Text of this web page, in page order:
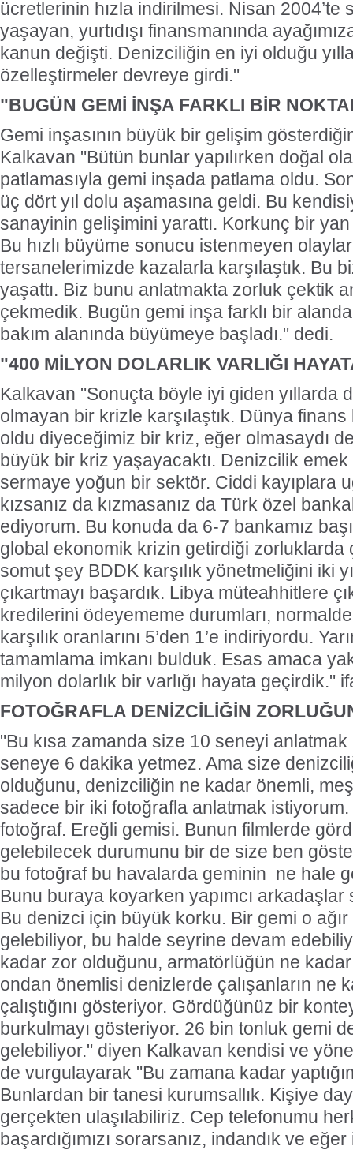
ücretlerinin hızla indirilmesi. Nisan 2004’te
yaşayan, yurtıdışı finansmanında
kanun değişti. Denizciliğin en iyi olduğu
özelleştirmeler devreye girdi."
"BUGÜN GEMİ İNŞA FARKLI BİR
Gemi inşasının büyük bir gelişim
Kalkavan "Bütün bunlar yapılırken doğal
patlamasıyla gemi inşada patlama oldu.
üç dört yıl dolu aşamasına geldi. Bu
sanayinin gelişimini yarattı. Korkunç bir yan
Bu hızlı büyüme sonucu istenmeyen
tersanelerimizde kazalarla karşılaştık. Bu
yaşattı. Biz bunu anlatmakta zorluk çektik
çekmedik. Bugün gemi inşa farklı bir
bakım alanında büyümeye başladı." dedi.
"400 MİLYON DOLARLIK VARLIĞI
Kalkavan "Sonuçta böyle iyi giden yıllarda
olmayan bir krizle karşılaştık. Dünya finans
oldu diyeceğimiz bir kriz, eğer olmasaydı
büyük bir kriz yaşayacaktı. Denizcilik emek
sermaye yoğun bir sektör. Ciddi kayıplara
kızsanız da kızmasanız da Türk özel
ediyorum. Bu konuda da 6-7 bankamız
global ekonomik krizin getirdiği zorluklarda
somut şey BDDK karşılık yönetmeliğini iki
çıkartmayı başardık. Libya müteahhitlere
kredilerini ödeyememe durumları,
karşılık oranlarını 5’den 1’e indiriyordu.
tamamlama imkanı bulduk. Esas amaca
milyon dolarlık bir varlığı hayata geçirdik."
FOTOĞRAFLA DENİZCİLİĞİN
"Bu kısa zamanda size 10 seneyi
seneye 6 dakika yetmez. Ama size
olduğunu, denizciliğin ne kadar önemli,
sadece bir iki fotoğrafla anlatmak
fotoğraf. Ereğli gemisi. Bunun filmlerde
gelebilecek durumunu bir de size ben
bu fotoğraf bu havalarda geminin ne hale
Bunu buraya koyarken yapımcı arkadaşlar
Bu denizci için büyük korku. Bir gemi o
gelebiliyor, bu halde seyrine devam
kadar zor olduğunu, armatörlüğün ne
ondan önemlisi denizlerde çalışanların ne
çalıştığını gösteriyor. Gördüğünüz bir
burkulmayı gösteriyor. 26 bin tonluk gemi
gelebiliyor." diyen Kalkavan kendisi ve
de vurgulayarak "Bu zamana kadar
Bunlardan bir tanesi kurumsallık. Kişiye
gerçekten ulaşılabiliriz. Cep telefonumu
başardığımızı sorarsanız, indandık ve eğer